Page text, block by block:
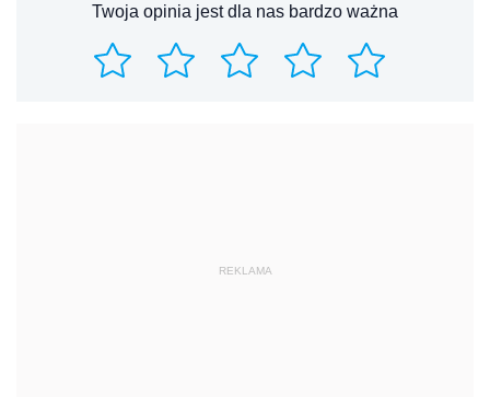
Twoja opinia jest dla nas bardzo ważna
REKLAMA